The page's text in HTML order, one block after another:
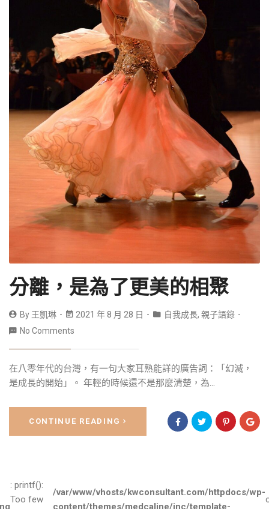
分離，是為了更美的相聚
By 王凱琳 2021 年 8 月 28 日 自我成長, 親子語錄
No Comments
在八零年代的台灣，有一句大家耳熟能詳的廣告詞：「幻滅，
是成長的開始」。 年輕的時候還不是那麼清楚，為...
CONTINUE READING
: printf():
Too few
/var/www/vhosts/kwconsultant.com/httpdocs/wp-
content/themes/medcaline/inc/template-